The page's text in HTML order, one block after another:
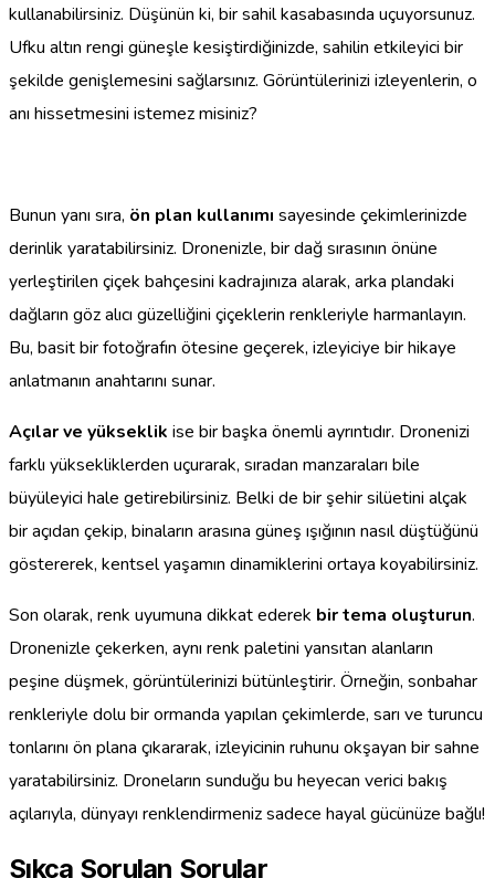
kullanabilirsiniz. Düşünün ki, bir sahil kasabasında uçuyorsunuz.
Ufku altın rengi güneşle kesiştirdiğinizde, sahilin etkileyici bir
şekilde genişlemesini sağlarsınız. Görüntülerinizi izleyenlerin, o
anı hissetmesini istemez misiniz?
Bunun yanı sıra, ön plan kullanımı sayesinde çekimlerinizde
derinlik yaratabilirsiniz. Dronenizle, bir dağ sırasının önüne
yerleştirilen çiçek bahçesini kadrajınıza alarak, arka plandaki
dağların göz alıcı güzelliğini çiçeklerin renkleriyle harmanlayın.
Bu, basit bir fotoğrafın ötesine geçerek, izleyiciye bir hikaye
anlatmanın anahtarını sunar.
Açılar ve yükseklik ise bir başka önemli ayrıntıdır. Dronenizi
farklı yüksekliklerden uçurarak, sıradan manzaraları bile
büyüleyici hale getirebilirsiniz. Belki de bir şehir silüetini alçak
bir açıdan çekip, binaların arasına güneş ışığının nasıl düştüğünü
göstererek, kentsel yaşamın dinamiklerini ortaya koyabilirsiniz.
Son olarak, renk uyumuna dikkat ederek bir tema oluşturun.
Dronenizle çekerken, aynı renk paletini yansıtan alanların
peşine düşmek, görüntülerinizi bütünleştirir. Örneğin, sonbahar
renkleriyle dolu bir ormanda yapılan çekimlerde, sarı ve turuncu
tonlarını ön plana çıkararak, izleyicinin ruhunu okşayan bir sahne
yaratabilirsiniz. Droneların sunduğu bu heyecan verici bakış
açılarıyla, dünyayı renklendirmeniz sadece hayal gücünüze bağlı!
Sıkça Sorulan Sorular